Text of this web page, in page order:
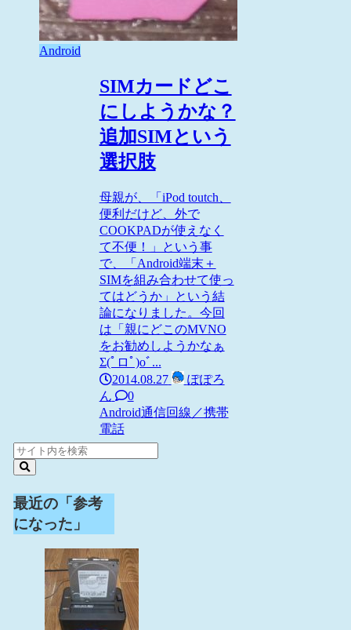
Android
SIMカードどこ
にしようかな？
追加SIMという
選択肢
母親が、「iPod toutch、
便利だけど、外で
COOKPADが使えなく
て不便！」という事
で、「Android端末＋
SIMを組み合わせて使っ
てはどうか」という結
論になりました。今回
は「親にどこのMVNO
をお勧めしようかなぁ
Σ(ﾟロﾟ)oﾞ...
2014.08.27
ぽぽろ
ん
0
Android通信回線／携帯
電話
最近の「参考
になった」